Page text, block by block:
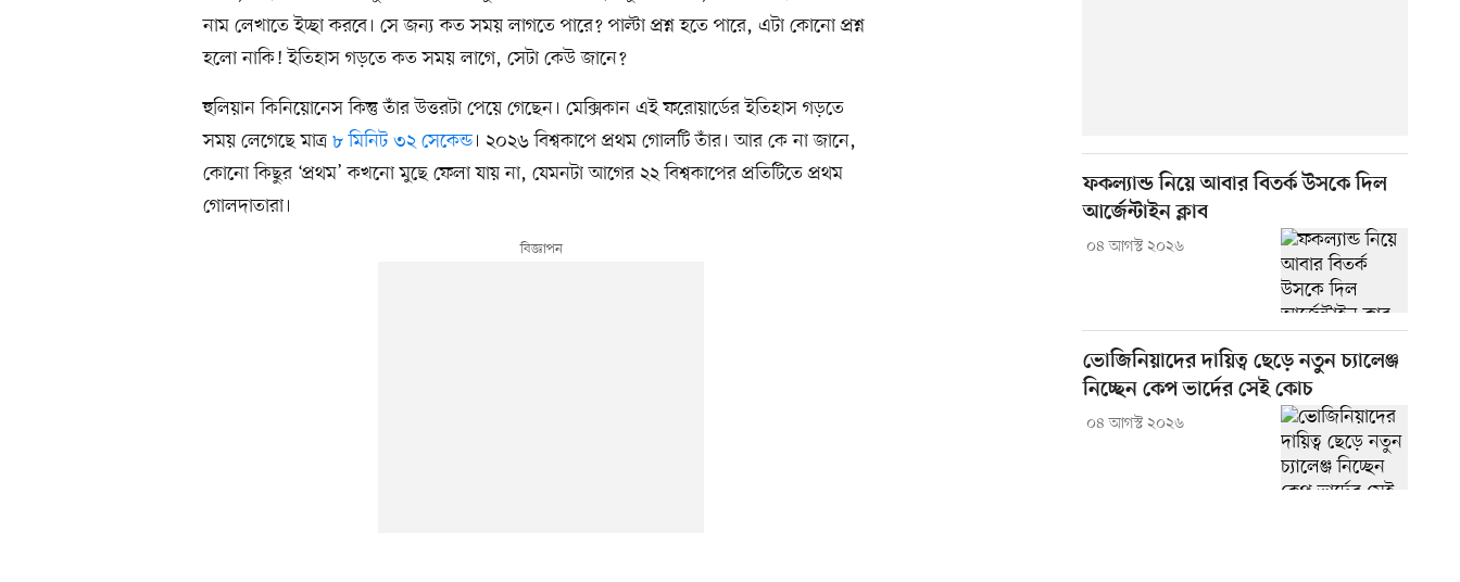
নাম লেখাতে ইচ্ছা করবে। সে জন্য কত সময় লাগতে পারে? পাল্টা প্রশ্ন হতে পারে, এটা কোনো প্রশ্ন
হলো নাকি! ইতিহাস গড়তে কত সময় লাগে, সেটা কেউ জানে?
হুলিয়ান কিনিয়োনেস কিন্তু তাঁর উত্তরটা পেয়ে গেছেন। মেক্সিকান এই ফরোয়ার্ডের ইতিহাস গড়তে
সময় লেগেছে মাত্র ৮ মিনিট ৩২ সেকেন্ড। ২০২৬ বিশ্বকাপে প্রথম গোলটি তাঁর। আর কে না জানে,
কোনো কিছুর ‘প্রথম’ কখনো মুছে ফেলা যায় না, যেমনটা আগের ২২ বিশ্বকাপের প্রতিটিতে প্রথম
গোলদাতারা।
ফকল্যান্ড নিয়ে আবার বিতর্ক উসকে দিল
আর্জেন্টাইন ক্লাব
০৪ আগস্ট ২০২৬
ভোজিনিয়াদের দায়িত্ব ছেড়ে নতুন চ্যালেঞ্জ
নিচ্ছেন কেপ ভার্দের সেই কোচ
০৪ আগস্ট ২০২৬